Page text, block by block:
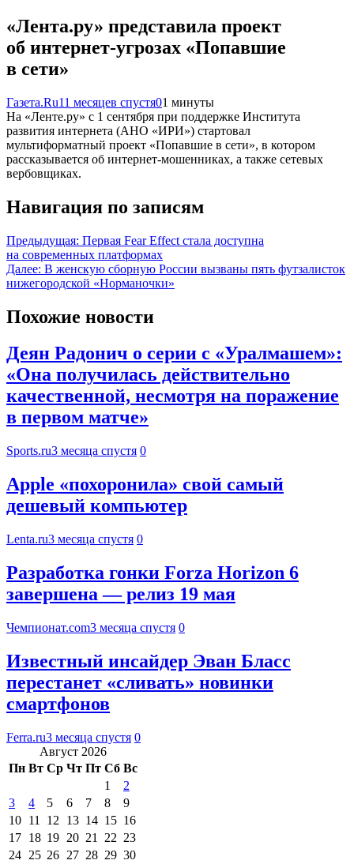
«Лента.ру» представила проект
об интернет-угрозах «Попавшие
в сети»
Газета.Ru11 месяцев спустя01 минуты
На «Ленте.ру» с 1 сентября при поддержке Института
развития интернета (АНО «ИРИ») стартовал
мультиформатный проект «Попавшие в сети», в котором
рассказывается об интернет-мошенниках, а также сетевых
вербовщиках.
Навигация по записям
Предыдущая: Первая Fear Effect стала доступна
на современных платформах
Далее: В женскую сборную России вызваны пять футзалисток
нижегородской «Норманочки»
Похожие новости
Деян Радонич о серии с «Уралмашем»:
«Она получилась действительно
качественной, несмотря на поражение
в первом матче»
Sports.ru3 месяца спустя 0
Apple «похоронила» свой самый
дешевый компьютер
Lenta.ru3 месяца спустя 0
Разработка гонки Forza Horizon 6
завершена — релиз 19 мая
Чемпионат.com3 месяца спустя 0
Известный инсайдер Эван Бласс
перестанет «сливать» новинки
смартфонов
Ferra.ru3 месяца спустя 0
Август 2026
Пн Вт Ср Чт Пт Сб Вс
1
2
3
4 5 6 7 8
9
10 11 12 13 14 15 16
17 18 19 20 21 22 23
24 25 26 27 28 29 30